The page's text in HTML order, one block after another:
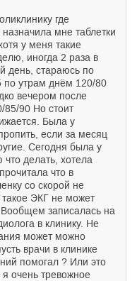
где
мне таблетки
у меня такие
иногда 2 раза в
день, стараюсь по
по утрам днём 120/80
вечером после
85/90 Но стоит
Была у
если за месяц
Сегодня была у
делать, хотела
что в
со скорой не
такое ЭКГ не может
Вообщем записалась на
в клинику. Не
может можно
врачи в клинике
помогал ? Или это
очень тревожное